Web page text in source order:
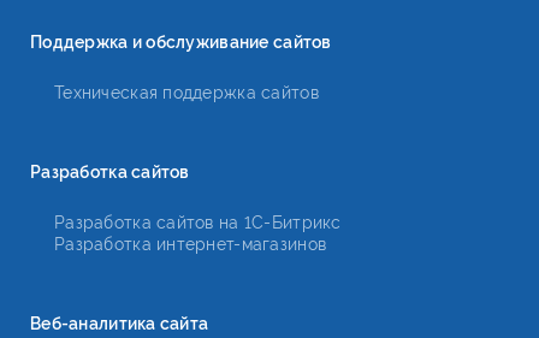
Поддержка и обслуживание сайтов
Техническая поддержка сайтов
Разработка сайтов
Разработка сайтов на 1С-Битрикс
Разработка интернет-магазинов
Веб-аналитика сайта